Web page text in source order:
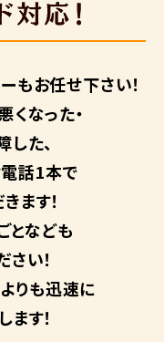
もお任せ下さい！
なった・
た、
話1本で
ます！
となども
い！
りも迅速に
す！